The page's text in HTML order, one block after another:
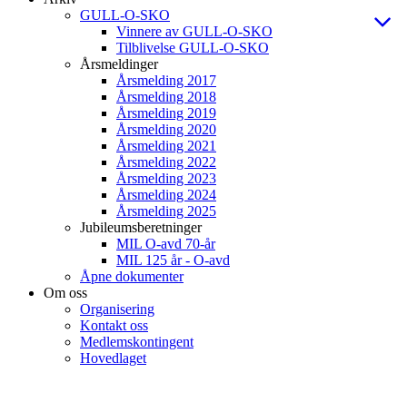
GULL-O-SKO
Vinnere av GULL-O-SKO
Tilblivelse GULL-O-SKO
Årsmeldinger
Årsmelding 2017
Årsmelding 2018
Årsmelding 2019
Årsmelding 2020
Årsmelding 2021
Årsmelding 2022
Årsmelding 2023
Årsmelding 2024
Årsmelding 2025
Jubileumsberetninger
MIL O-avd 70-år
MIL 125 år - O-avd
Åpne dokumenter
Om oss
Organisering
Kontakt oss
Medlemskontingent
Hovedlaget